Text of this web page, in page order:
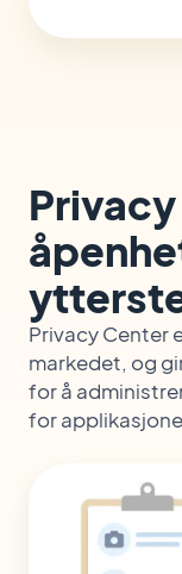
Privacy Center
markedet, og
for å
for